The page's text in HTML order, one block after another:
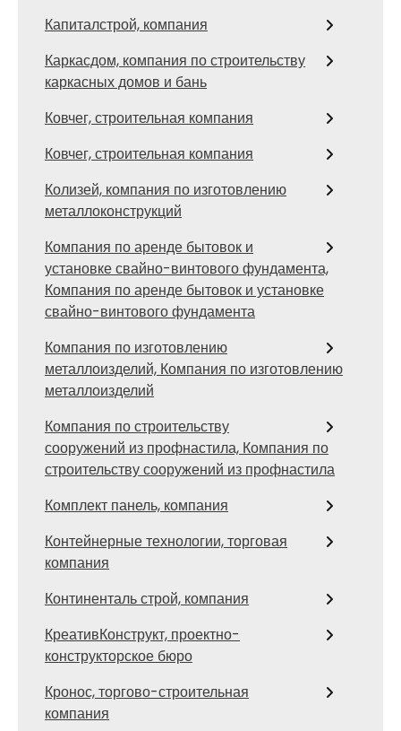
Капиталстрой, компания
Каркасдом, компания по строительству
каркасных домов и бань
Ковчег, строительная компания
Ковчег, строительная компания
Колизей, компания по изготовлению
металлоконструкций
Компания по аренде бытовок и
установке свайно-винтового фундамента,
Компания по аренде бытовок и установке
свайно-винтового фундамента
Компания по изготовлению
металлоизделий, Компания по изготовлению
металлоизделий
Компания по строительству
сооружений из профнастила, Компания по
строительству сооружений из профнастила
Комплект панель, компания
Контейнерные технологии, торговая
компания
Континенталь строй, компания
КреативКонструкт, проектно-
конструкторское бюро
Кронос, торгово-строительная
компания